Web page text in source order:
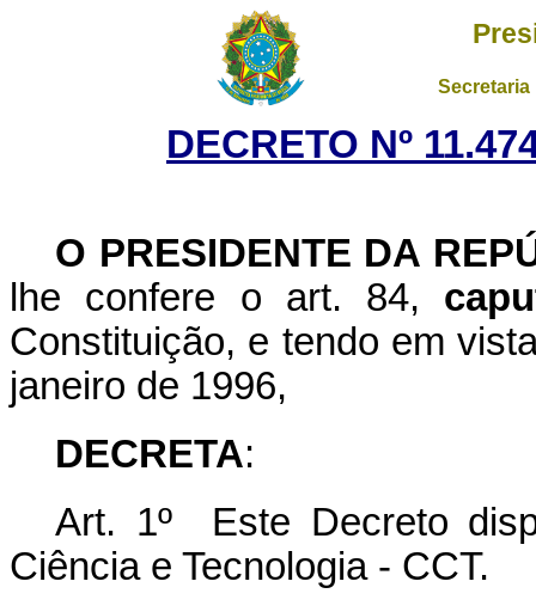
DECRETO Nº
O PRESIDENTE DA
lhe confere o art. 84,
Constituição, e tendo em
janeiro de 1996,
DECRETA:
Art. 1º Este Decreto
Ciência e Tecnologia - CCT.